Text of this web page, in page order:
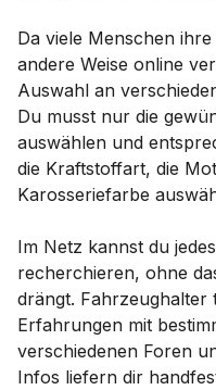
Da viele Menschen
andere Weise online
Auswahl an
Du musst nur die
auswählen und
die Kraftstoffart, die
Karosseriefarbe
Im Netz kannst du
recherchieren, ohne
drängt. Fahrzeughalter
Erfahrungen mit
verschiedenen Foren
Infos liefern dir